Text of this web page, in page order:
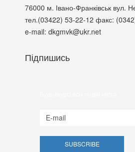
76000 м. Івано-Франківськ вул.
тел.(03422) 53-22-12 факс:
e-mail: dkgmvk@ukr.net
Підпишись